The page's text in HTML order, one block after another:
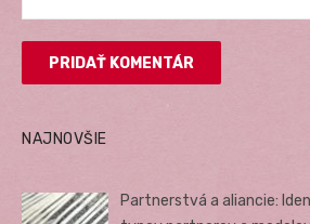
NAJNOVŠIE
Partnerstvá a aliancie: